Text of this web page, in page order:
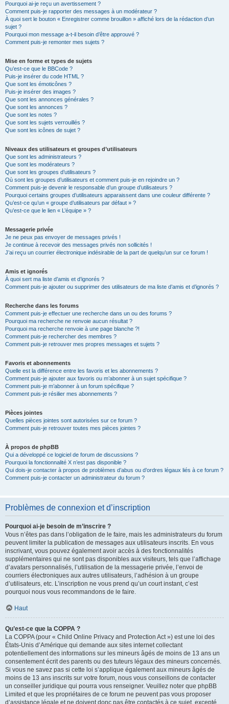
Pourquoi ai-je reçu un avertissement ?
Comment puis-je rapporter des messages à un modérateur ?
À quoi sert le bouton « Enregistrer comme brouillon » affiché lors de la rédaction d’un
sujet ?
Pourquoi mon message a-t-il besoin d’être approuvé ?
Comment puis-je remonter mes sujets ?
Mise en forme et types de sujets
Qu’est-ce que le BBCode ?
Puis-je insérer du code HTML ?
Que sont les émoticônes ?
Puis-je insérer des images ?
Que sont les annonces générales ?
Que sont les annonces ?
Que sont les notes ?
Que sont les sujets verrouillés ?
Que sont les icônes de sujet ?
Niveaux des utilisateurs et groupes d’utilisateurs
Que sont les administrateurs ?
Que sont les modérateurs ?
Que sont les groupes d’utilisateurs ?
Où sont les groupes d’utilisateurs et comment puis-je en rejoindre un ?
Comment puis-je devenir le responsable d’un groupe d’utilisateurs ?
Pourquoi certains groupes d’utilisateurs apparaissent dans une couleur différente ?
Qu’est-ce qu’un « groupe d’utilisateurs par défaut » ?
Qu’est-ce que le lien « L’équipe » ?
Messagerie privée
Je ne peux pas envoyer de messages privés !
Je continue à recevoir des messages privés non sollicités !
J’ai reçu un courrier électronique indésirable de la part de quelqu’un sur ce forum !
Amis et ignorés
À quoi sert ma liste d’amis et d’ignorés ?
Comment puis-je ajouter ou supprimer des utilisateurs de ma liste d’amis et d’ignorés ?
Recherche dans les forums
Comment puis-je effectuer une recherche dans un ou des forums ?
Pourquoi ma recherche ne renvoie aucun résultat ?
Pourquoi ma recherche renvoie à une page blanche ?!
Comment puis-je rechercher des membres ?
Comment puis-je retrouver mes propres messages et sujets ?
Favoris et abonnements
Quelle est la différence entre les favoris et les abonnements ?
Comment puis-je ajouter aux favoris ou m’abonner à un sujet spécifique ?
Comment puis-je m’abonner à un forum spécifique ?
Comment puis-je résilier mes abonnements ?
Pièces jointes
Quelles pièces jointes sont autorisées sur ce forum ?
Comment puis-je retrouver toutes mes pièces jointes ?
À propos de phpBB
Qui a développé ce logiciel de forum de discussions ?
Pourquoi la fonctionnalité X n’est pas disponible ?
Qui dois-je contacter à propos de problèmes d’abus ou d’ordres légaux liés à ce forum ?
Comment puis-je contacter un administrateur du forum ?
Problèmes de connexion et d’inscription
Pourquoi ai-je besoin de m’inscrire ?
Vous n’êtes pas dans l’obligation de le faire, mais les administrateurs du forum
peuvent limiter la publication de messages aux utilisateurs inscrits. En vous
inscrivant, vous pouvez également avoir accès à des fonctionnalités
supplémentaires qui ne sont pas disponibles aux visiteurs, tels que l’affichage
d’avatars personnalisés, l’utilisation de la messagerie privée, l’envoi de
courriers électroniques aux autres utilisateurs, l’adhésion à un groupe
d’utilisateurs, etc. L’inscription ne vous prend qu’un court instant, c’est
pourquoi nous vous recommandons de le faire.
Haut
Qu’est-ce que la COPPA ?
La COPPA (pour « Child Online Privacy and Protection Act ») est une loi des
États-Unis d’Amérique qui demande aux sites internet collectant
potentiellement des informations sur les mineurs âgés de moins de 13 ans un
consentement écrit des parents ou des tuteurs légaux des mineurs concernés.
Si vous ne savez pas si cette loi s’applique également aux mineurs âgés de
moins de 13 ans inscrits sur votre forum, nous vous conseillons de contacter
un conseiller juridique qui pourra vous renseigner. Veuillez noter que phpBB
Limited et que les propriétaires de ce forum ne peuvent pas vous proposer
d’assistance légale et ne doivent donc pas être contactés à ce sujet, excepté